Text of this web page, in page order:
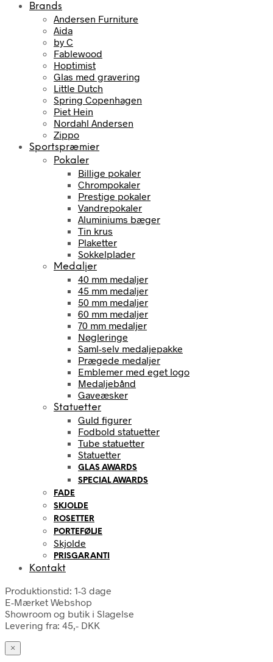
Brands
Andersen Furniture
Aida
by C
Fablewood
Hoptimist
Glas med gravering
Little Dutch
Spring Copenhagen
Piet Hein
Nordahl Andersen
Zippo
Sportspræmier
Pokaler
Billige pokaler
Chrompokaler
Prestige pokaler
Vandrepokaler
Aluminiums bæger
Tin krus
Plaketter
Sokkelplader
Medaljer
40 mm medaljer
45 mm medaljer
50 mm medaljer
60 mm medaljer
70 mm medaljer
Nøgleringe
Saml-selv medaljepakke
Prægede medaljer
Emblemer med eget logo
Medaljebånd
Gaveæsker
Statuetter
Guld figurer
Fodbold statuetter
Tube statuetter
Statuetter
GLAS AWARDS
SPECIAL AWARDS
FADE
SKJOLDE
ROSETTER
PORTEFØLJE
Skjolde
PRISGARANTI
Kontakt
Produktionstid: 1-3 dage
E-Mærket Webshop
Showroom og butik i Slagelse
Levering fra: 45,- DKK
×